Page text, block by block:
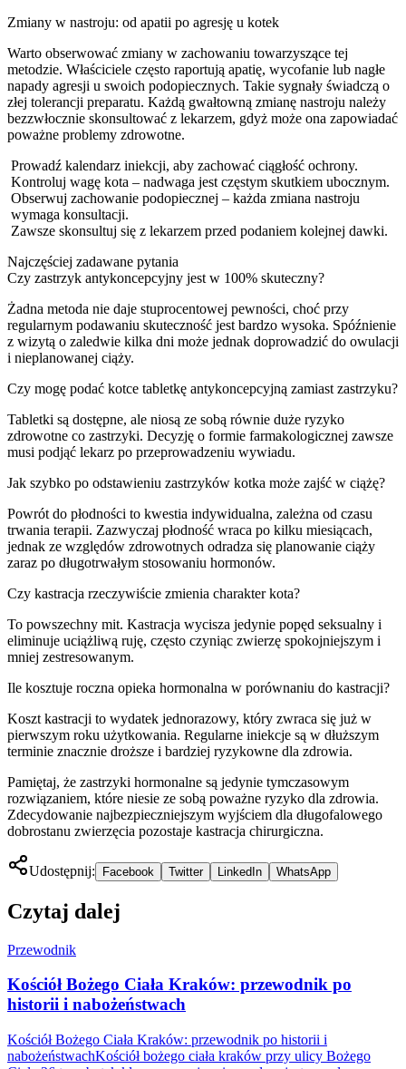
Zmiany w nastroju: od apatii po agresję u kotek
Warto obserwować zmiany w zachowaniu towarzyszące tej
metodzie. Właściciele często raportują apatię, wycofanie lub nagłe
napady agresji u swoich podopiecznych. Takie sygnały świadczą o
złej tolerancji preparatu. Każdą gwałtowną zmianę nastroju należy
bezzwłocznie skonsultować z lekarzem, gdyż może ona zapowiadać
poważne problemy zdrowotne.
Prowadź kalendarz iniekcji, aby zachować ciągłość ochrony.
Kontroluj wagę kota – nadwaga jest częstym skutkiem ubocznym.
Obserwuj zachowanie podopiecznej – każda zmiana nastroju
wymaga konsultacji.
Zawsze skonsultuj się z lekarzem przed podaniem kolejnej dawki.
Najczęściej zadawane pytania
Czy zastrzyk antykoncepcyjny jest w 100% skuteczny?
Żadna metoda nie daje stuprocentowej pewności, choć przy
regularnym podawaniu skuteczność jest bardzo wysoka. Spóźnienie
z wizytą o zaledwie kilka dni może jednak doprowadzić do owulacji
i nieplanowanej ciąży.
Czy mogę podać kotce tabletkę antykoncepcyjną zamiast zastrzyku?
Tabletki są dostępne, ale niosą ze sobą równie duże ryzyko
zdrowotne co zastrzyki. Decyzję o formie farmakologicznej zawsze
musi podjąć lekarz po przeprowadzeniu wywiadu.
Jak szybko po odstawieniu zastrzyków kotka może zajść w ciążę?
Powrót do płodności to kwestia indywidualna, zależna od czasu
trwania terapii. Zazwyczaj płodność wraca po kilku miesiącach,
jednak ze względów zdrowotnych odradza się planowanie ciąży
zaraz po długotrwałym stosowaniu hormonów.
Czy kastracja rzeczywiście zmienia charakter kota?
To powszechny mit. Kastracja wycisza jedynie popęd seksualny i
eliminuje uciążliwą ruję, często czyniąc zwierzę spokojniejszym i
mniej zestresowanym.
Ile kosztuje roczna opieka hormonalna w porównaniu do kastracji?
Koszt kastracji to wydatek jednorazowy, który zwraca się już w
pierwszym roku użytkowania. Regularne iniekcje są w dłuższym
terminie znacznie droższe i bardziej ryzykowne dla zdrowia.
Pamiętaj, że zastrzyki hormonalne są jedynie tymczasowym
rozwiązaniem, które niesie ze sobą poważne ryzyko dla zdrowia.
Zdecydowanie najbezpieczniejszym wyjściem dla długofalowego
dobrostanu zwierzęcia pozostaje kastracja chirurgiczna.
Udostępnij: Facebook Twitter LinkedIn WhatsApp
Czytaj dalej
Przewodnik
Kościół Bożego Ciała Kraków: przewodnik po
historii i nabożeństwach
Kościół Bożego Ciała Kraków: przewodnik po historii i
nabożeństwachKościół bożego ciała kraków przy ulicy Bożego